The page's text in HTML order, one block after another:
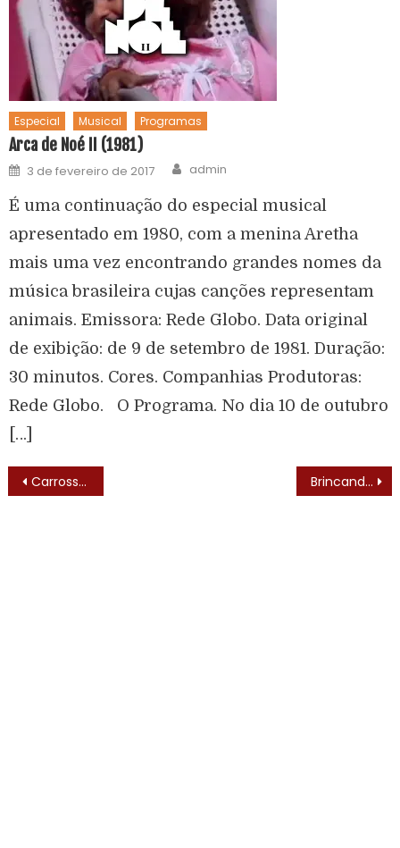
Especial Musical Programas
Arca de Noé II (1981)
3 de fevereiro de 2017 admin
É uma continuação do especial musical
apresentado em 1980, com a menina Aretha
mais uma vez encontrando grandes nomes da
música brasileira cujas canções representam
animais. Emissora: Rede Globo. Data original
de exibição: de 9 de setembro de 1981. Duração:
30 minutos. Cores. Companhias Produtoras:
Rede Globo. O Programa. No dia 10 de outubro
[…]
Carrossel Kibon (1952) Brincando na Paulista (1984) – Elenco